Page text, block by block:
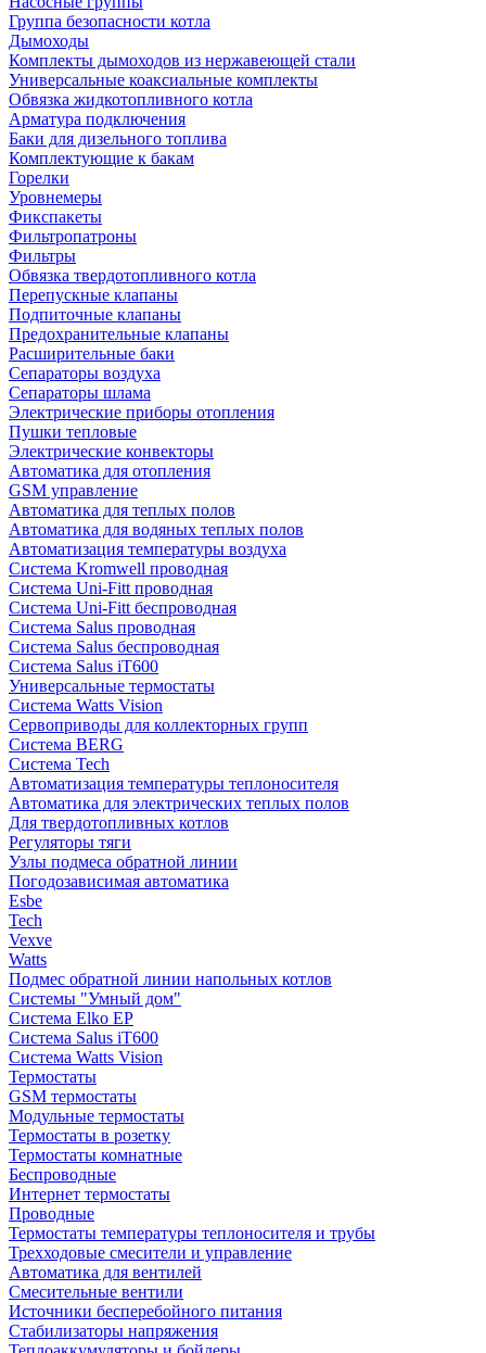
Группа безопасности котла
Дымоходы
Комплекты дымоходов из нержавеющей стали
Универсальные коаксиальные комплекты
Обвязка жидкотопливного котла
Арматура подключения
Баки для дизельного топлива
Комплектующие к бакам
Горелки
Уровнемеры
Фикспакеты
Фильтропатроны
Фильтры
Обвязка твердотопливного котла
Перепускные клапаны
Подпиточные клапаны
Предохранительные клапаны
Расширительные баки
Сепараторы воздуха
Сепараторы шлама
Электрические приборы отопления
Пушки тепловые
Электрические конвекторы
Автоматика для отопления
GSM управление
Автоматика для теплых полов
Автоматика для водяных теплых полов
Автоматизация температуры воздуха
Система Kromwell проводная
Система Uni-Fitt проводная
Система Uni-Fitt беспроводная
Система Salus проводная
Система Salus беспроводная
Система Salus iT600
Универсальные термостаты
Система Watts Vision
Сервоприводы для коллекторных групп
Система BERG
Система Tech
Автоматизация температуры теплоносителя
Автоматика для электрических теплых полов
Для твердотопливных котлов
Регуляторы тяги
Узлы подмеса обратной линии
Погодозависимая автоматика
Esbe
Tech
Vexve
Watts
Подмес обратной линии напольных котлов
Системы "Умный дом"
Система Elko EP
Система Salus iT600
Система Watts Vision
Термостаты
GSM термостаты
Модульные термостаты
Термостаты в розетку
Термостаты комнатные
Беспроводные
Интернет термостаты
Проводные
Термостаты температуры теплоносителя и трубы
Трехходовые смесители и управление
Автоматика для вентилей
Смесительные вентили
Источники бесперебойного питания
Стабилизаторы напряжения